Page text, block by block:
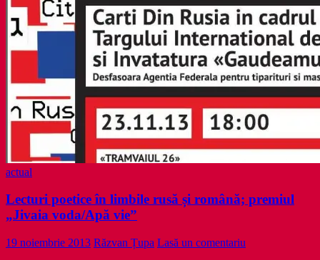
actual
Lecturi poetice în limbile rusă și română; premiul
„Jivaia voda/Apă vie”
19 noiembrie 2013 Răzvan Țupa Lasă un comentariu